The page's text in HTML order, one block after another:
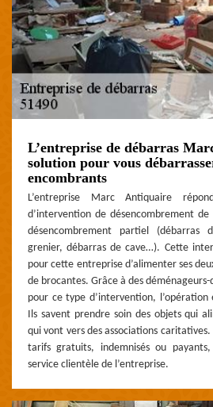
L’entreprise de débarras
solution pour vous
encombrants
L’entreprise Marc Antiquaire
d’intervention de désencombrement
désencombrement partiel (débarras
grenier, débarras de cave…). Cette
pour cette entreprise d’alimenter ses
de brocantes. Grâce à des
pour ce type d’intervention,
Ils savent prendre soin des objets qui
qui vont vers des associations
tarifs gratuits, indemnisés ou
service clientèle de l’entreprise.